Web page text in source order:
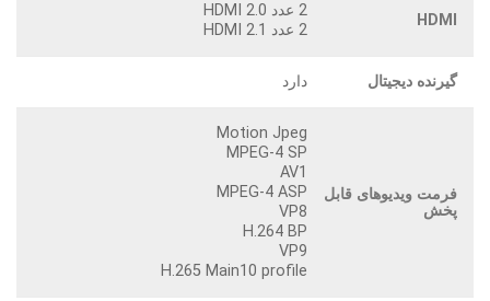
HDMI
2 عدد HDMI 2.0
2 عدد HDMI 2.1
گیرنده دیجیتال دارد
فرمت ویدیوهای قابل
پخش
Motion Jpeg
MPEG-4 SP
AV1
MPEG-4 ASP
VP8
H.264 BP
VP9
H.265 Main10 profile